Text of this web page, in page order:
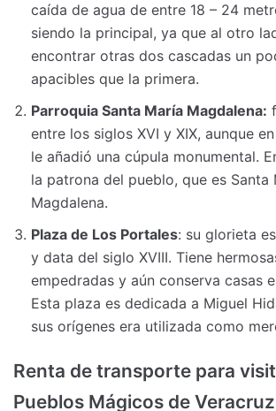
caída de agua de entre 18 – 24
siendo la principal, ya que al otro
encontrar otras dos cascadas un
apacibles que la primera.
Parroquia Santa María Magdalena:
entre los siglos XVI y XIX, aunque
le añadió una cúpula monumental.
la patrona del pueblo, que es Santa
Magdalena.
Plaza de Los Portales: su glorieta
y data del siglo XVIII. Tiene
empedradas y aún conserva casas
Esta plaza es dedicada a Miguel
sus orígenes era utilizada como
Renta de transporte para
Pueblos Mágicos de Veracruz